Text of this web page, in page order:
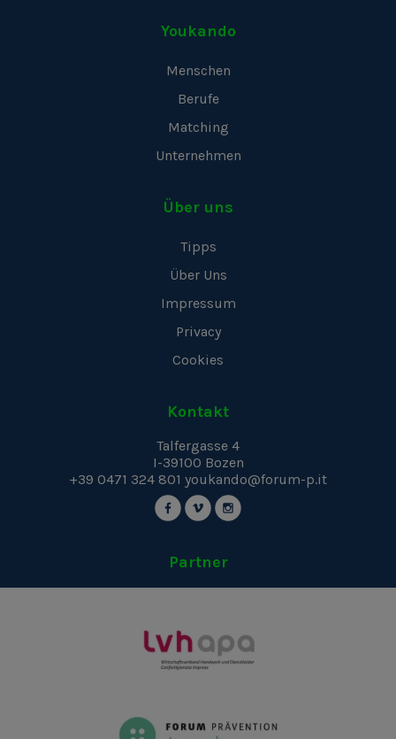
Youkando
Menschen
Berufe
Matching
Unternehmen
Über uns
Tipps
Über Uns
Impressum
Privacy
Cookies
Kontakt
Talfergasse 4
I-39100 Bozen
+39 0471 324 801 youkando@forum-p.it
Partner